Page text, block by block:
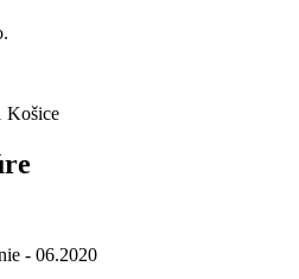
Košice
- 06.2020